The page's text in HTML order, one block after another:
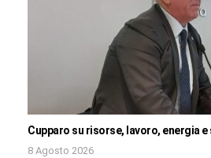
Cupparo su risorse, lavoro, energia e
8 Agosto 2026